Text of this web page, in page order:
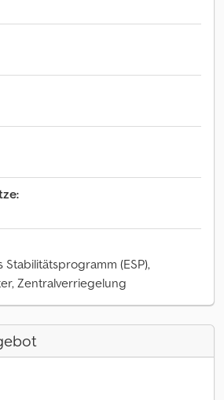
Stabilitätsprogramm (ESP),
Zentralverriegelung